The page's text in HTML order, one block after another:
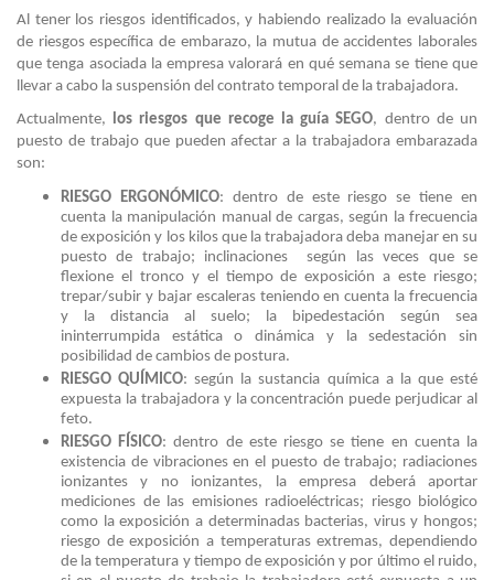
Al tener los riesgos identificados, y habiendo realizado la evaluación
de riesgos específica de embarazo, la mutua de accidentes laborales
que tenga asociada la empresa valorará en qué semana se tiene que
llevar a cabo la suspensión del contrato temporal de la trabajadora.
Actualmente,
los riesgos que recoge la guía SEGO, dentro de un
puesto de trabajo que pueden afectar a la trabajadora embarazada
son:
RIESGO ERGONÓMICO: dentro de este riesgo se tiene en
cuenta la manipulación manual de cargas, según la frecuencia
de exposición y los kilos que la trabajadora deba manejar en su
puesto de trabajo; inclinaciones según las veces que se
flexione el tronco y el tiempo de exposición a este riesgo;
trepar/subir y bajar escaleras teniendo en cuenta la frecuencia
y la distancia al suelo; la bipedestación según sea
ininterrumpida estática o dinámica y la sedestación sin
posibilidad de cambios de postura.
RIESGO QUÍMICO: según la sustancia química a la que esté
expuesta la trabajadora y la concentración puede perjudicar al
feto.
RIESGO FÍSICO: dentro de este riesgo se tiene en cuenta la
existencia de vibraciones en el puesto de trabajo; radiaciones
ionizantes y no ionizantes, la empresa deberá aportar
mediciones de las emisiones radioeléctricas; riesgo biológico
como la exposición a determinadas bacterias, virus y hongos;
riesgo de exposición a temperaturas extremas, dependiendo
de la temperatura y tiempo de exposición y por último el ruido,